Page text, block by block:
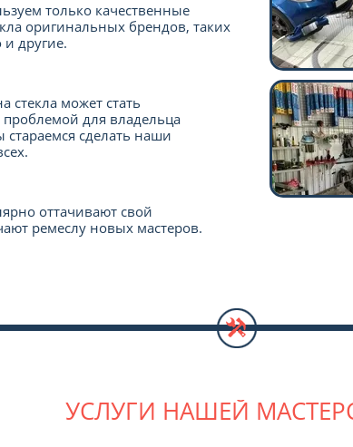
только качественные
оригинальных брендов, таких
и другие.
может стать
для владельца
сделать наши
оттачивают свой
ремеслу новых мастеров.
УСЛУГИ НАШЕЙ